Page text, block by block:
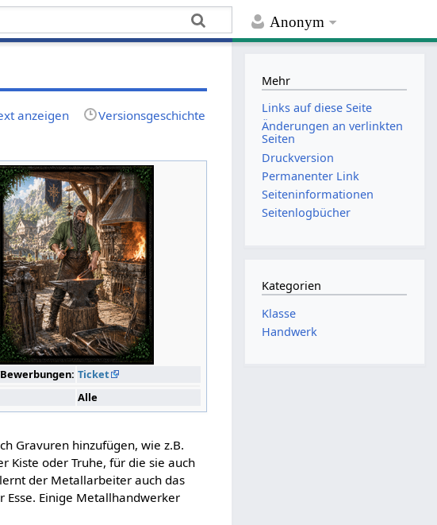
Anonym
anzeigen Versionsgeschichte
Ticket
Alle
Gravuren hinzufügen, wie z.B.
Kiste oder Truhe, für die sie auch
der Metallarbeiter auch das
Esse. Einige Metallhandwerker
Mehr
Links auf diese Seite
Änderungen an verlinkten
Seiten
Druckversion
Permanenter Link
Seiten­­informationen
Seitenlogbücher
Kategorien
Klasse
Handwerk